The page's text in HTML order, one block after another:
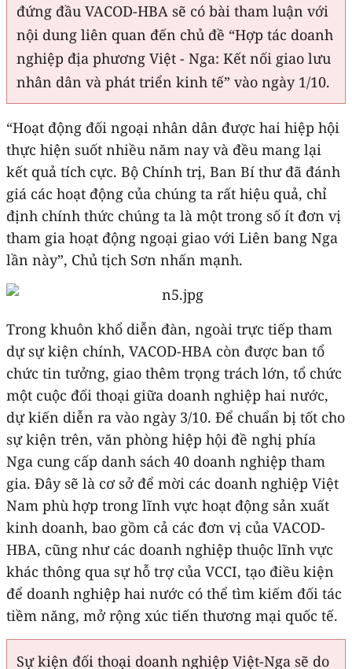
đứng đầu VACOD-HBA sẽ có bài tham luận với
nội dung liên quan đến chủ đề “Hợp tác doanh
nghiệp địa phương Việt - Nga: Kết nối giao lưu
nhân dân và phát triển kinh tế” vào ngày 1/10.
“Hoạt động đối ngoại nhân dân được hai hiệp hội
thực hiện suốt nhiều năm nay và đều mang lại
kết quả tích cực. Bộ Chính trị, Ban Bí thư đã đánh
giá các hoạt động của chúng ta rất hiệu quả, chỉ
định chính thức chúng ta là một trong số ít đơn vị
tham gia hoạt động ngoại giao với Liên bang Nga
lần này”, Chủ tịch Sơn nhấn mạnh.
Trong khuôn khổ diễn đàn, ngoài trực tiếp tham
dự sự kiện chính, VACOD-HBA còn được ban tổ
chức tin tưởng, giao thêm trọng trách lớn, tổ chức
một cuộc đối thoại giữa doanh nghiệp hai nước,
dự kiến diễn ra vào ngày 3/10. Để chuẩn bị tốt cho
sự kiện trên, văn phòng hiệp hội đề nghị phía
Nga cung cấp danh sách 40 doanh nghiệp tham
gia. Đây sẽ là cơ sở để mời các doanh nghiệp Việt
Nam phù hợp trong lĩnh vực hoạt động sản xuất
kinh doanh, bao gồm cả các đơn vị của VACOD-
HBA, cũng như các doanh nghiệp thuộc lĩnh vực
khác thông qua sự hỗ trợ của VCCI, tạo điều kiện
để doanh nghiệp hai nước có thể tìm kiếm đối tác
tiềm năng, mở rộng xúc tiến thương mại quốc tế.
Sự kiện đối thoại doanh nghiệp Việt-Nga sẽ do